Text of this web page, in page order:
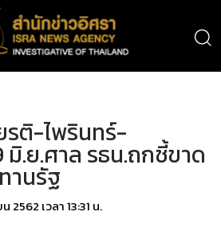
รติ-ไพรินทร์-
มิ.ย.ศาล รธน.ถกชี้ขาด
านรัฐ
2562 เวลา 13:31 น.